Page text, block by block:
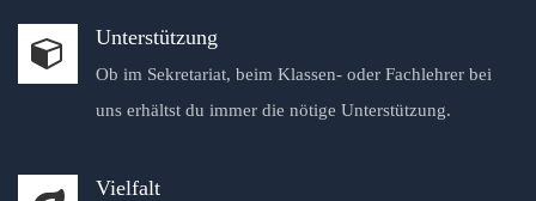
Unterstützung
Ob im Sekretariat, beim Klassen- oder Fachlehrer bei
uns erhältst du immer die nötige Unterstützung.
Vielfalt